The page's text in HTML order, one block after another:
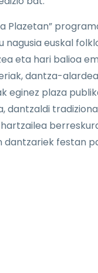
Plazetan”
nagusia euskal
eta hari balioa
dantza-
eginez plaza
dantzaldi
dantzariek festan